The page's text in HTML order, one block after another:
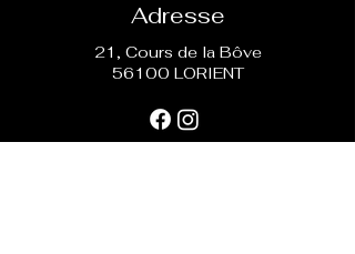
Adresse
21, Cours de la Bôve
56100 LORIENT